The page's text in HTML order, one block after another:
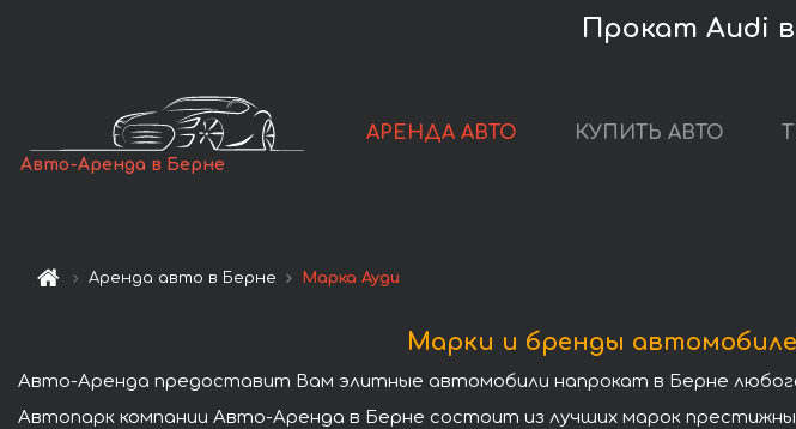
Прокат Audi
Авто-Аренда в Берне
АРЕНДА АВТО КУПИТЬ АВТО
Аренда авто в Берне Марка Ауди
Марки и бренды
Авто-Аренда предоставит Вам элитные автомобили напрокат в Берне
Автопарк компании Авто-Аренда в Берне состоит из лучших марок